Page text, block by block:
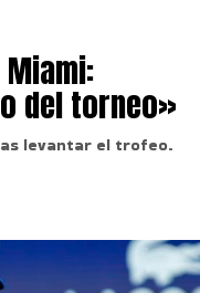
del torneo»
levantar el trofeo.